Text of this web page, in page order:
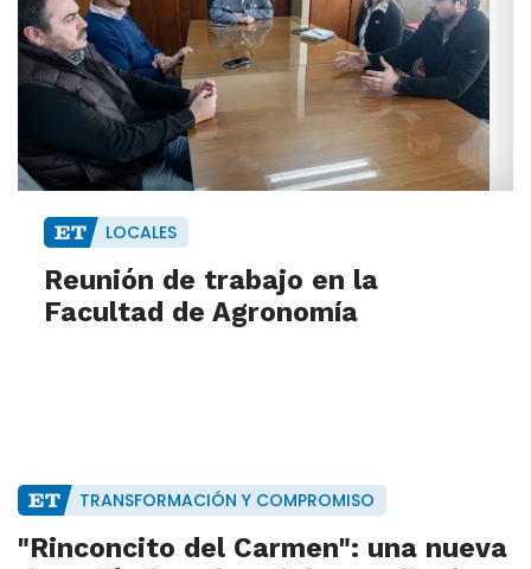
LOCALES
Reunión de trabajo en la
Facultad de Agronomía
TRANSFORMACIÓN Y COMPROMISO
"Rinconcito del Carmen": una nueva